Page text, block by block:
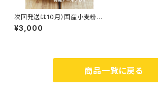
次回発送は10月）国産小麦粉と
粗精糖のスコーン8個セット
¥3,000
商品一覧に戻る